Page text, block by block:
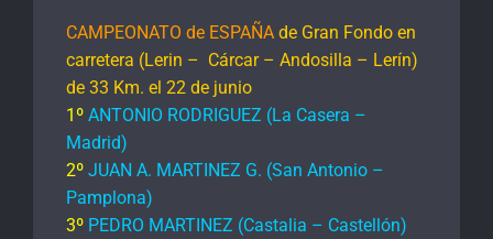
CAMPEONATO de ESPAÑA de Gran Fondo en
carretera (Lerin – Cárcar – Andosilla – Lerín)
de 33 Km. el 22 de junio
1º ANTONIO RODRIGUEZ (La Casera –
Madrid)
2º JUAN A. MARTINEZ G. (San Antonio –
Pamplona)
3º PEDRO MARTINEZ (Castalia – Castellón)